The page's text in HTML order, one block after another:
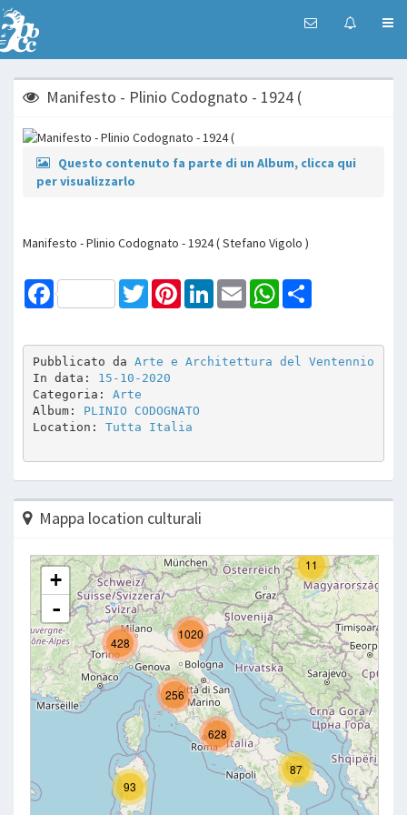
Manifesto - Plinio Codognato - 1924 (
Questo contenuto fa parte di un Album, clicca qui
per visualizzarlo
Manifesto - Plinio Codognato - 1924 ( Stefano Vigolo )
Facebook TwitterPinterestLinkedInEmail WhatsApp
Pubblicato da Arte e Architettura del Ventennio
In data: 15-10-2020
Categoria: Arte
Album: PLINIO CODOGNATO
Location: Tutta Italia
Mappa location culturali